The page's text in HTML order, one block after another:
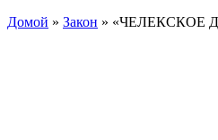
Домой » Закон » «ЧЕЛЕКСКОЕ